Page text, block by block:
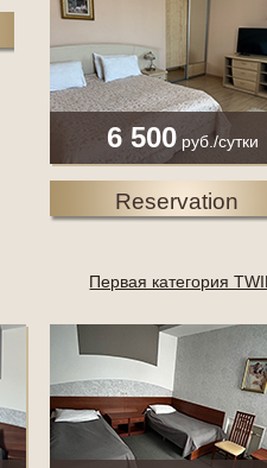
6 500 руб./сутки
Reservation
Первая категория